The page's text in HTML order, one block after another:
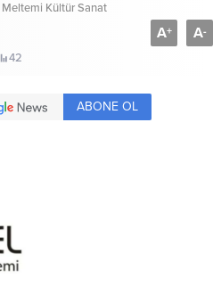
Kültür Sanat
42
A+ A-
ABONE OL